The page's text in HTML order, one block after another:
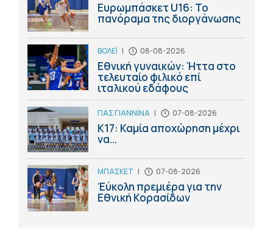
Ευρωμπάσκετ U16: Το
πανόραμα της διοργάνωσης
ΒΟΛΕΪ | 08-08-2026
Εθνική γυναικών: Ήττα στο
τελευταίο φιλικό επί
ιταλικού εδάφους
ΠΑΣ ΓΙΑΝΝΙΝΑ | 07-08-2026
Κ17: Καμία αποχώρηση μέχρι
να...
ΜΠΑΣΚΕΤ | 07-08-2026
Έύκολη πρεμιέρα για την
Εθνική Κορασίδων